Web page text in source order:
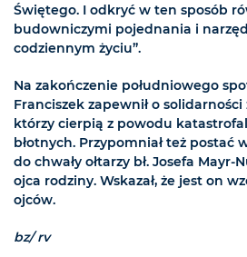
Świętego. I odkryć w ten sposób
budowniczymi pojednania i
codziennym życiu”.
Na zakończenie południowego
Franciszek zapewnił o
którzy cierpią z powodu
błotnych. Przypomniał też postać
do chwały ołtarzy bł. Josefa Mayr-
ojca rodziny. Wskazał, że jest on
ojców.
bz/ rv